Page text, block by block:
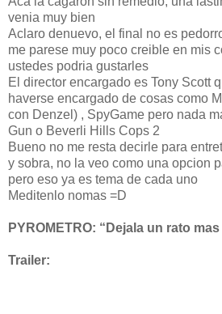
venia muy bien
Aclaro denuevo, el final no es
me parese muy poco creible en mis
ustedes podria gustarles
El director encargado es Tony Scott
haverse encargado de cosas como
con Denzel) , SpyGame pero nada
Gun o Beverli Hills Cops 2
Bueno no me resta decirle para
y sobra, no la veo como una opcion
pero eso ya es tema de cada uno
Meditenlo nomas =D
PYROMETRO: “Dejala un rato
Trailer: